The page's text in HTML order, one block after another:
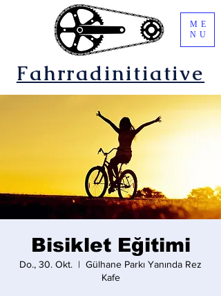
Fahrradinitiative
ME
NU
Bisiklet Eğitimi
Do., 30. Okt.
  |
Gülhane Parkı Yanında Rez
Kafe